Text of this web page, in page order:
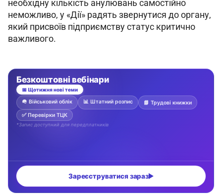
необхідну кількість анулювань самостійно
неможливо, у «Дії» радять звернутися до органу,
який присвоїв підприємству статус критично
важливого.